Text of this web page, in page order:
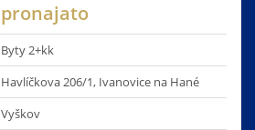
pronajato
Byty 2+kk
Havlíčkova 206/1, Ivanovice na Hané
Vyškov